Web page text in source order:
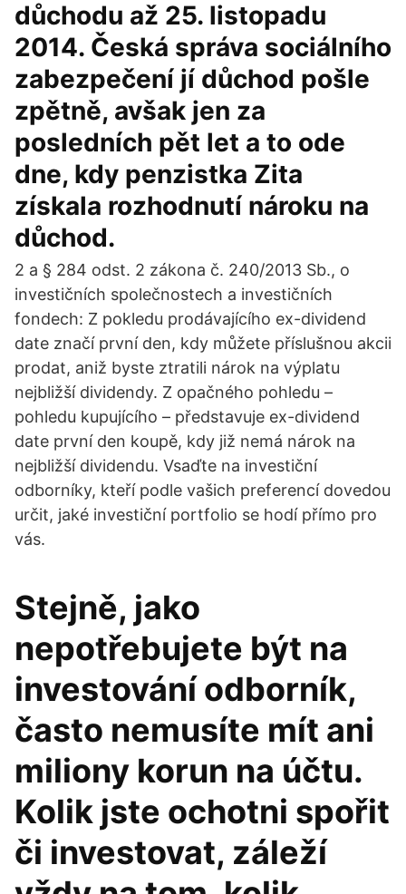
důchodu až 25. listopadu
2014. Česká správa sociálního
zabezpečení jí důchod pošle
zpětně, avšak jen za
posledních pět let a to ode
dne, kdy penzistka Zita
získala rozhodnutí nároku na
důchod.
2 a § 284 odst. 2 zákona č. 240/2013 Sb., o
investičních společnostech a investičních
fondech: Z pokledu prodávajícího ex-dividend
date značí první den, kdy můžete příslušnou akcii
prodat, aniž byste ztratili nárok na výplatu
nejbližší dividendy. Z opačného pohledu –
pohledu kupujícího – představuje ex-dividend
date první den koupě, kdy již nemá nárok na
nejbližší dividendu. Vsaďte na investiční
odborníky, kteří podle vašich preferencí dovedou
určit, jaké investiční portfolio se hodí přímo pro
vás.
Stejně, jako
nepotřebujete být na
investování odborník,
často nemusíte mít ani
miliony korun na účtu.
Kolik jste ochotni spořit
či investovat, záleží